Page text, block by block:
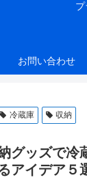
お問い合わせ
冷蔵庫 収納
グッズで冷
アイデア５